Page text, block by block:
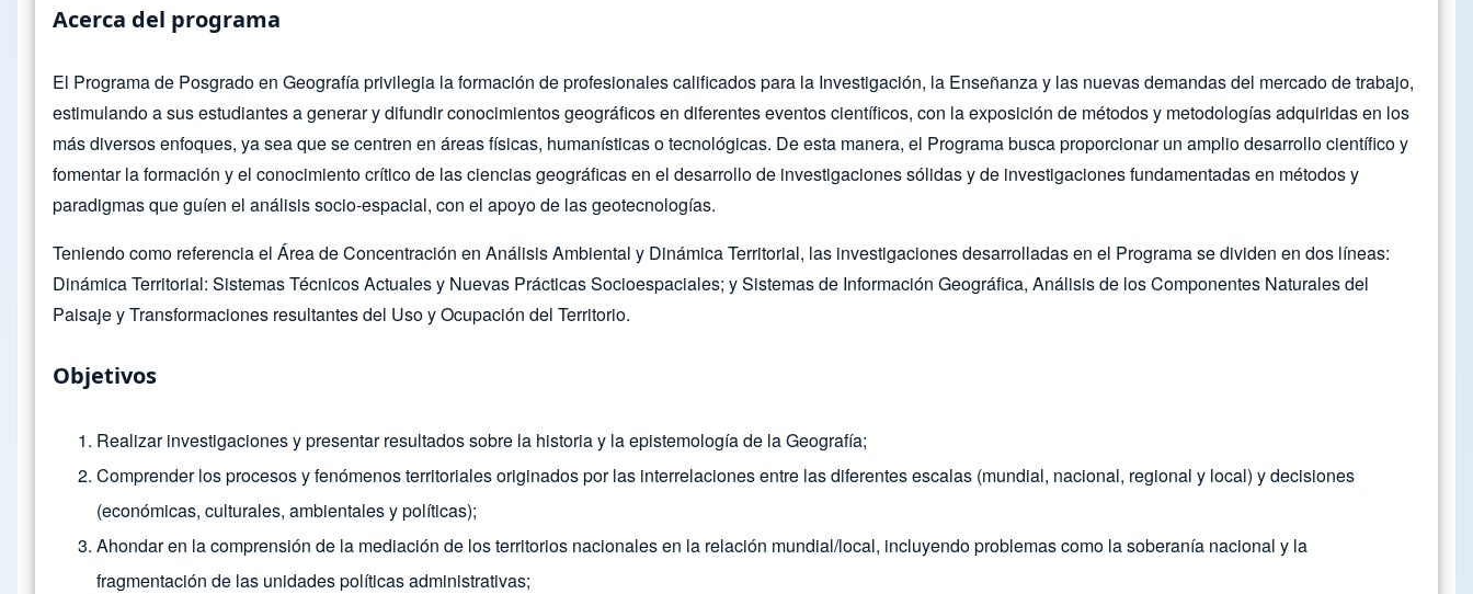
Acerca del programa
El Programa de Posgrado en Geografía privilegia la formación de profesionales calificados para la Investigación, la Enseñanza y las nuevas demandas del mercado de trabajo,
estimulando a sus estudiantes a generar y difundir conocimientos geográficos en diferentes eventos científicos, con la exposición de métodos y metodologías adquiridas en los
más diversos enfoques, ya sea que se centren en áreas físicas, humanísticas o tecnológicas. De esta manera, el Programa busca proporcionar un amplio desarrollo científico y
fomentar la formación y el conocimiento crítico de las ciencias geográficas en el desarrollo de investigaciones sólidas y de investigaciones fundamentadas en métodos y
paradigmas que guíen el análisis socio-espacial, con el apoyo de las geotecnologías.
Teniendo como referencia el Área de Concentración en Análisis Ambiental y Dinámica Territorial, las investigaciones desarrolladas en el Programa se dividen en dos líneas:
Dinámica Territorial: Sistemas Técnicos Actuales y Nuevas Prácticas Socioespaciales; y Sistemas de Información Geográfica, Análisis de los Componentes Naturales del
Paisaje y Transformaciones resultantes del Uso y Ocupación del Territorio.
Objetivos
Realizar investigaciones y presentar resultados sobre la historia y la epistemología de la Geografía;
Comprender los procesos y fenómenos territoriales originados por las interrelaciones entre las diferentes escalas (mundial, nacional, regional y local) y decisiones
(económicas, culturales, ambientales y políticas);
Ahondar en la comprensión de la mediación de los territorios nacionales en la relación mundial/local, incluyendo problemas como la soberanía nacional y la
fragmentación de las unidades políticas administrativas;